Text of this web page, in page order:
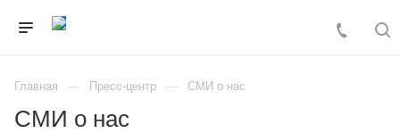
Главная Пресс-центр СМИ о нас
СМИ о нас